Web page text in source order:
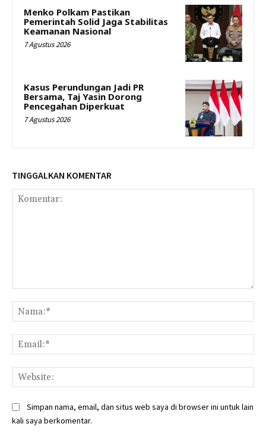
Menko Polkam Pastikan
Pemerintah Solid Jaga Stabilitas
Keamanan Nasional
7 Agustus 2026
Kasus Perundungan Jadi PR
Bersama, Taj Yasin Dorong
Pencegahan Diperkuat
7 Agustus 2026
TINGGALKAN KOMENTAR
Simpan nama, email, dan situs web saya di browser ini untuk lain
kali saya berkomentar.